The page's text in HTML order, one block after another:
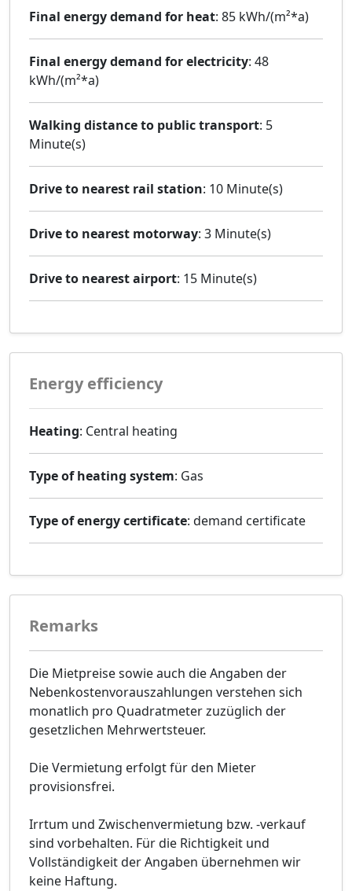
Final energy demand for heat: 85 kWh/(m²*a)
Final energy demand for electricity: 48
kWh/(m²*a)
Walking distance to public transport: 5
Minute(s)
Drive to nearest rail station: 10 Minute(s)
Drive to nearest motorway: 3 Minute(s)
Drive to nearest airport: 15 Minute(s)
Energy efficiency
Heating: Central heating
Type of heating system: Gas
Type of energy certificate: demand certificate
Remarks
Die Mietpreise sowie auch die Angaben der
Nebenkostenvorauszahlungen verstehen sich
monatlich pro Quadratmeter zuzüglich der
gesetzlichen Mehrwertsteuer.
Die Vermietung erfolgt für den Mieter
provisionsfrei.
Irrtum und Zwischenvermietung bzw. -verkauf
sind vorbehalten. Für die Richtigkeit und
Vollständigkeit der Angaben übernehmen wir
keine Haftung.